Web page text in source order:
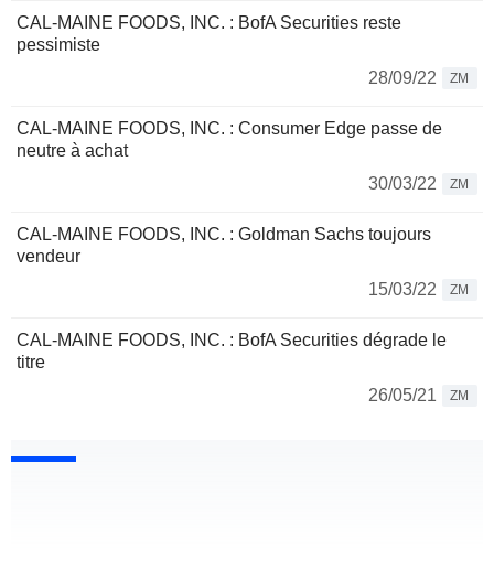
CAL-MAINE FOODS, INC. : BofA Securities reste
pessimiste
28/09/22
ZM
CAL-MAINE FOODS, INC. : Consumer Edge passe de
neutre à achat
30/03/22
ZM
CAL-MAINE FOODS, INC. : Goldman Sachs toujours
vendeur
15/03/22
ZM
CAL-MAINE FOODS, INC. : BofA Securities dégrade le
titre
26/05/21
ZM